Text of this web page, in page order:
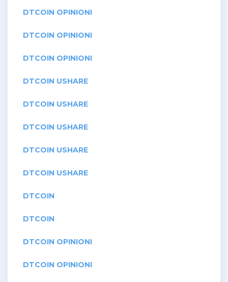
DTCOIN OPINIONI
DTCOIN OPINIONI
DTCOIN OPINIONI
DTCOIN USHARE
DTCOIN USHARE
DTCOIN USHARE
DTCOIN USHARE
DTCOIN USHARE
DTCOIN
DTCOIN
DTCOIN OPINIONI
DTCOIN OPINIONI